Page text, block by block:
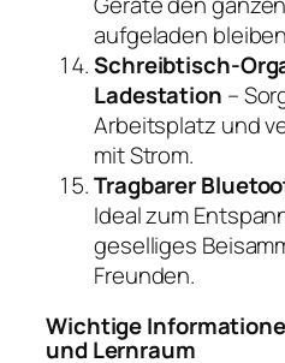
aufgeladen
Schreibtisch-
Ladestation –
Arbeitsplatz und
mit Strom.
Tragbarer
Ideal zum
geselliges
Freunden.
Wichtige
und Lernraum